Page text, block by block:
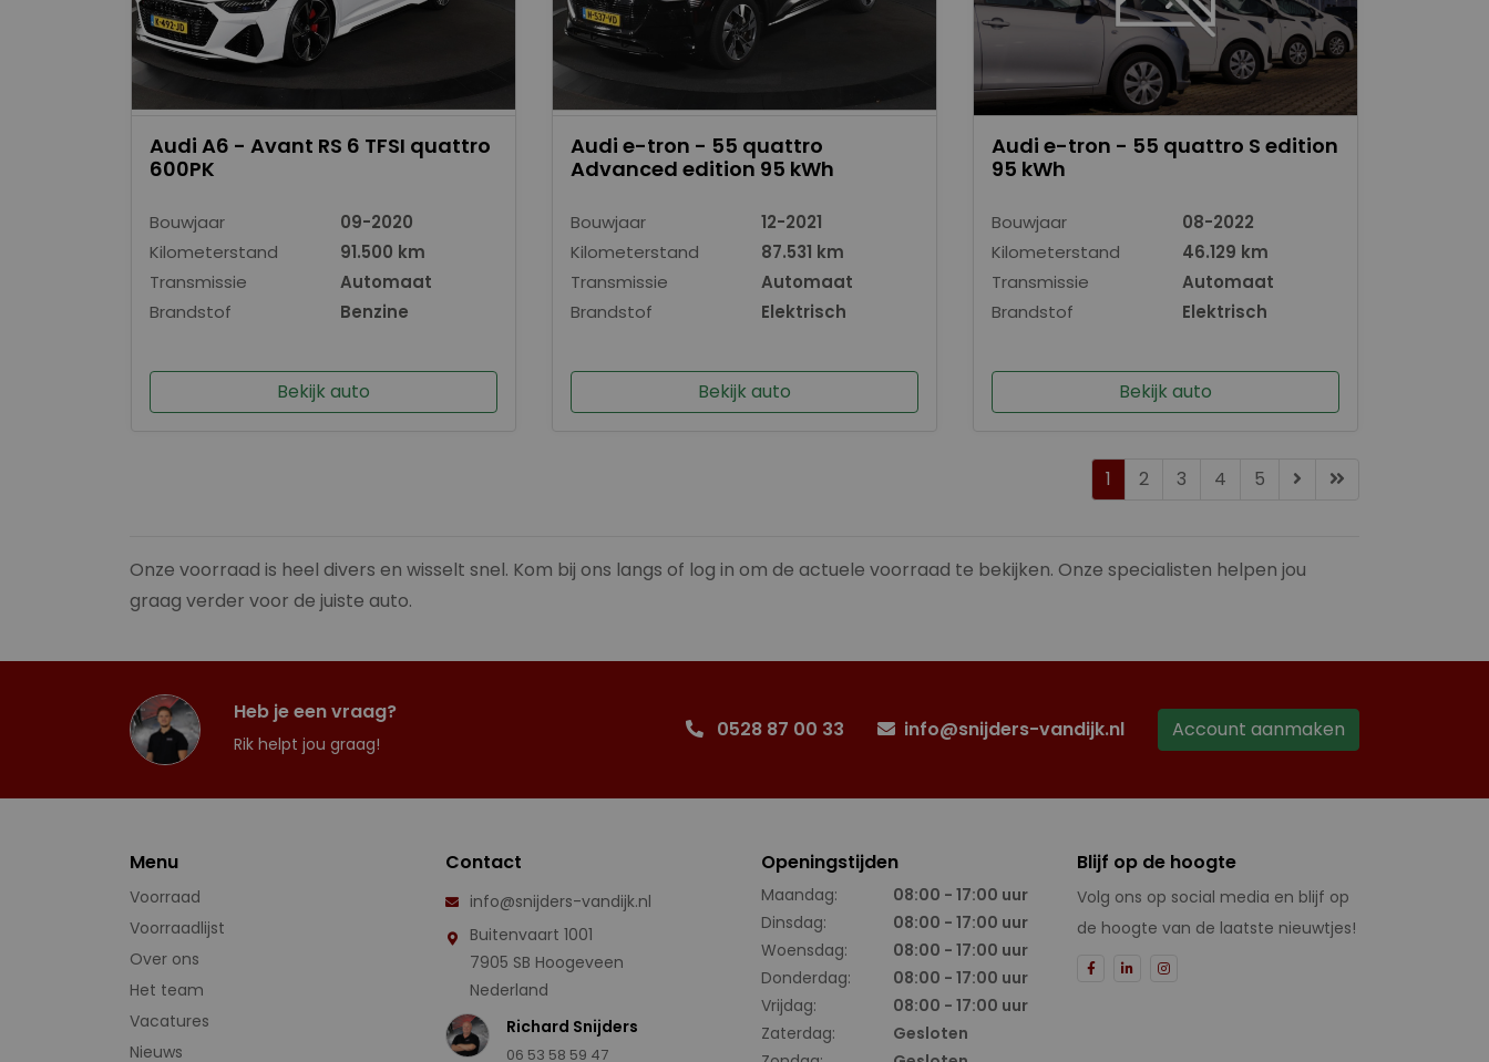
Audi A6 - Avant RS 6 TFSI quattro
600PK
Bouwjaar
09-2020
Kilometerstand
91.500 km
Transmissie
Automaat
Brandstof
Benzine
Bekijk auto
Audi e-tron - 55 quattro
Advanced edition 95 kWh
Bouwjaar
12-2021
Kilometerstand
87.531 km
Transmissie
Automaat
Brandstof
Elektrisch
Bekijk auto
Audi e-tron - 55 quattro S edition
95 kWh
Bouwjaar
08-2022
Kilometerstand
46.129 km
Transmissie
Automaat
Brandstof
Elektrisch
Bekijk auto
1 2 3 4 5
Onze voorraad is heel divers en wisselt snel. Kom bij ons langs of log in om de actuele voorraad te bekijken. Onze specialisten helpen jou
graag verder voor de juiste auto.
Heb je een vraag?
Rik helpt jou graag!
0528 87 00 33 info@snijders-vandijk.nl Account aanmaken
Menu
Voorraad
Voorraadlijst
Over ons
Het team
Vacatures
Nieuws
Contact
info@snijders-vandijk.nl
Buitenvaart 1001
7905 SB Hoogeveen
Nederland
Richard Snijders
06 53 58 59 47
Openingstijden
Maandag:
08:00 - 17:00 uur
Dinsdag:
08:00 - 17:00 uur
Woensdag:
08:00 - 17:00 uur
Donderdag:
08:00 - 17:00 uur
Vrijdag:
08:00 - 17:00 uur
Zaterdag:
Gesloten
Blijf op de hoogte
Volg ons op social media en blijf op
de hoogte van de laatste nieuwtjes!